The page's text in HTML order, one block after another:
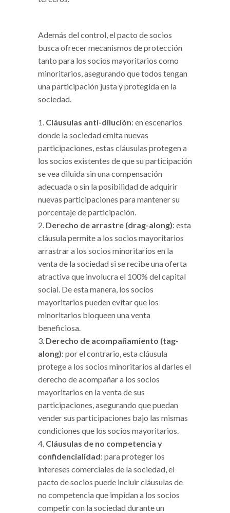
Además del control, el pacto de socios
busca ofrecer mecanismos de protección
tanto para los socios mayoritarios como
minoritarios, asegurando que todos tengan
una participación justa y protegida en la
sociedad.
Cláusulas anti-dilución: en escenarios
donde la sociedad emita nuevas
participaciones, estas cláusulas protegen a
los socios existentes de que su participación
se vea diluida sin una compensación
adecuada o sin la posibilidad de adquirir
nuevas participaciones para mantener su
porcentaje de participación.
Derecho de arrastre (drag-along): esta
cláusula permite a los socios mayoritarios
arrastrar a los socios minoritarios en la
venta de la sociedad si se recibe una oferta
atractiva que involucra el 100% del capital
social. De esta manera, los socios
mayoritarios pueden evitar que los
minoritarios bloqueen una venta
beneficiosa.
Derecho de acompañamiento (tag-
along): por el contrario, esta cláusula
protege a los socios minoritarios al darles el
derecho de acompañar a los socios
mayoritarios en la venta de sus
participaciones, asegurando que puedan
vender sus participaciones bajo las mismas
condiciones que los socios mayoritarios.
Cláusulas de no competencia y
confidencialidad: para proteger los
intereses comerciales de la sociedad, el
pacto de socios puede incluir cláusulas de
no competencia que impidan a los socios
competir con la sociedad durante un